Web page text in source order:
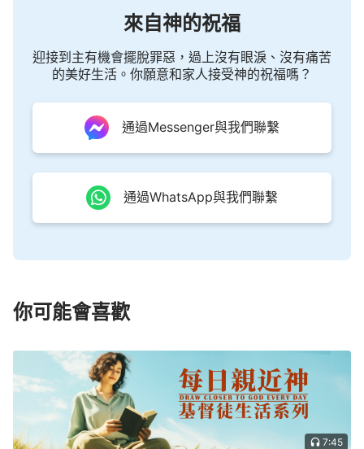
來自神的祝福
迎接到主有機會擺脫罪惡，過上沒有眼淚、沒有痛苦
的美好生活。你願意和家人接受神的祝福嗎？
通過Messenger與我們聯繫
通過WhatsApp與我們聯繫
你可能會喜歡
7:45